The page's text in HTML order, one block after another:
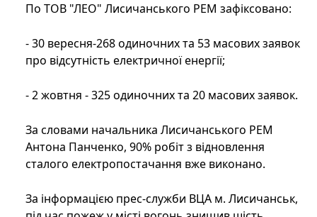
По ТОВ "ЛЕО" Лисичанського РЕМ зафіксовано:
- 30 вересня-268 одиночних та 53 масових заявок
про відсутність електричної енергії;
- 2 жовтня - 325 одиночних та 20 масових заявок.
За словами начальника Лисичанського РЕМ
Антона Панченко, 90% робіт з відновлення
сталого електропостачання вже виконано.
За інформацією прес-служби ВЦА м. Лисичанськ,